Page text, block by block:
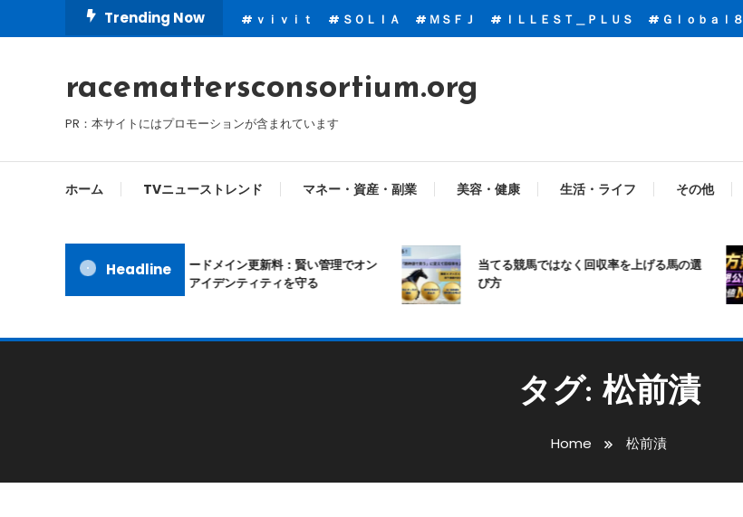
To
Trending Now ｖｉｖｉｔ ＳＯＬＩＡ ＭＳＦＪ ＩＬＬＥＳＴ＿ＰＬＵＳ Ｇｌｏｂａｌ８
racemattersconsortium.org
PR：本サイトにはプロモーションが含まれています
ホーム TVニューストレンド マネー・資産・副業 美容・健康 生活・ライフ その他
Headlineムームードメイン更新料：賢い管理でオン
ラインアイデンティティを守る
当てる競馬ではなく回収率を上げる馬の選
び方
タグ:松前漬
Home 松前漬